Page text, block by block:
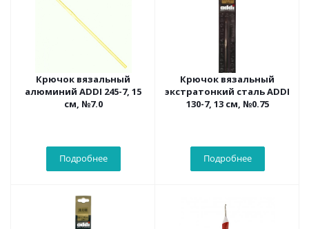
Крючок вязальный
алюминий ADDI 245-7, 15
см, №7.0
Подробнее
Крючок вязальный
экстратонкий сталь ADDI
130-7, 13 см, №0.75
Подробнее